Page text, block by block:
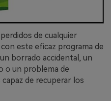
de cualquier
este eficaz programa de
borrado accidental, un
o un problema de
de recuperar los